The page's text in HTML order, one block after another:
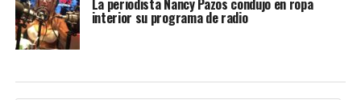
La periodista Nancy Pazos condujo en ropa
interior su programa de radio